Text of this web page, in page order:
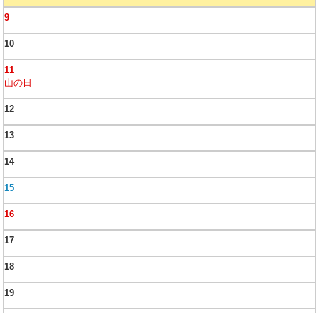
9
10
11
山の日
12
13
14
15
16
17
18
19